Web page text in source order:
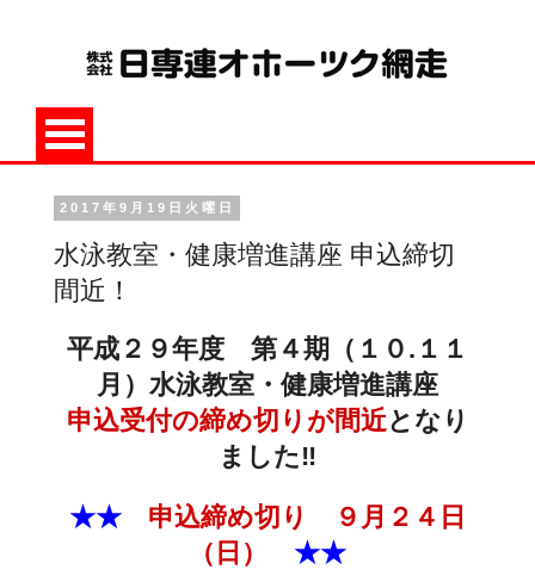
2017年9月19日火曜日
水泳教室・健康増進講座 申込締切
間近！
平成２９年度 第４期（１０.１１
月）水泳教室・健康増進講座
申込受付の締め切りが間近となり
ました‼
★★
申込締め切り ９月２４日
（日）
★★